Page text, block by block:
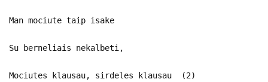
Man mociute taip isake
Su berneliais nekalbeti,
Mociutes klausau, sirdeles klausau (2)